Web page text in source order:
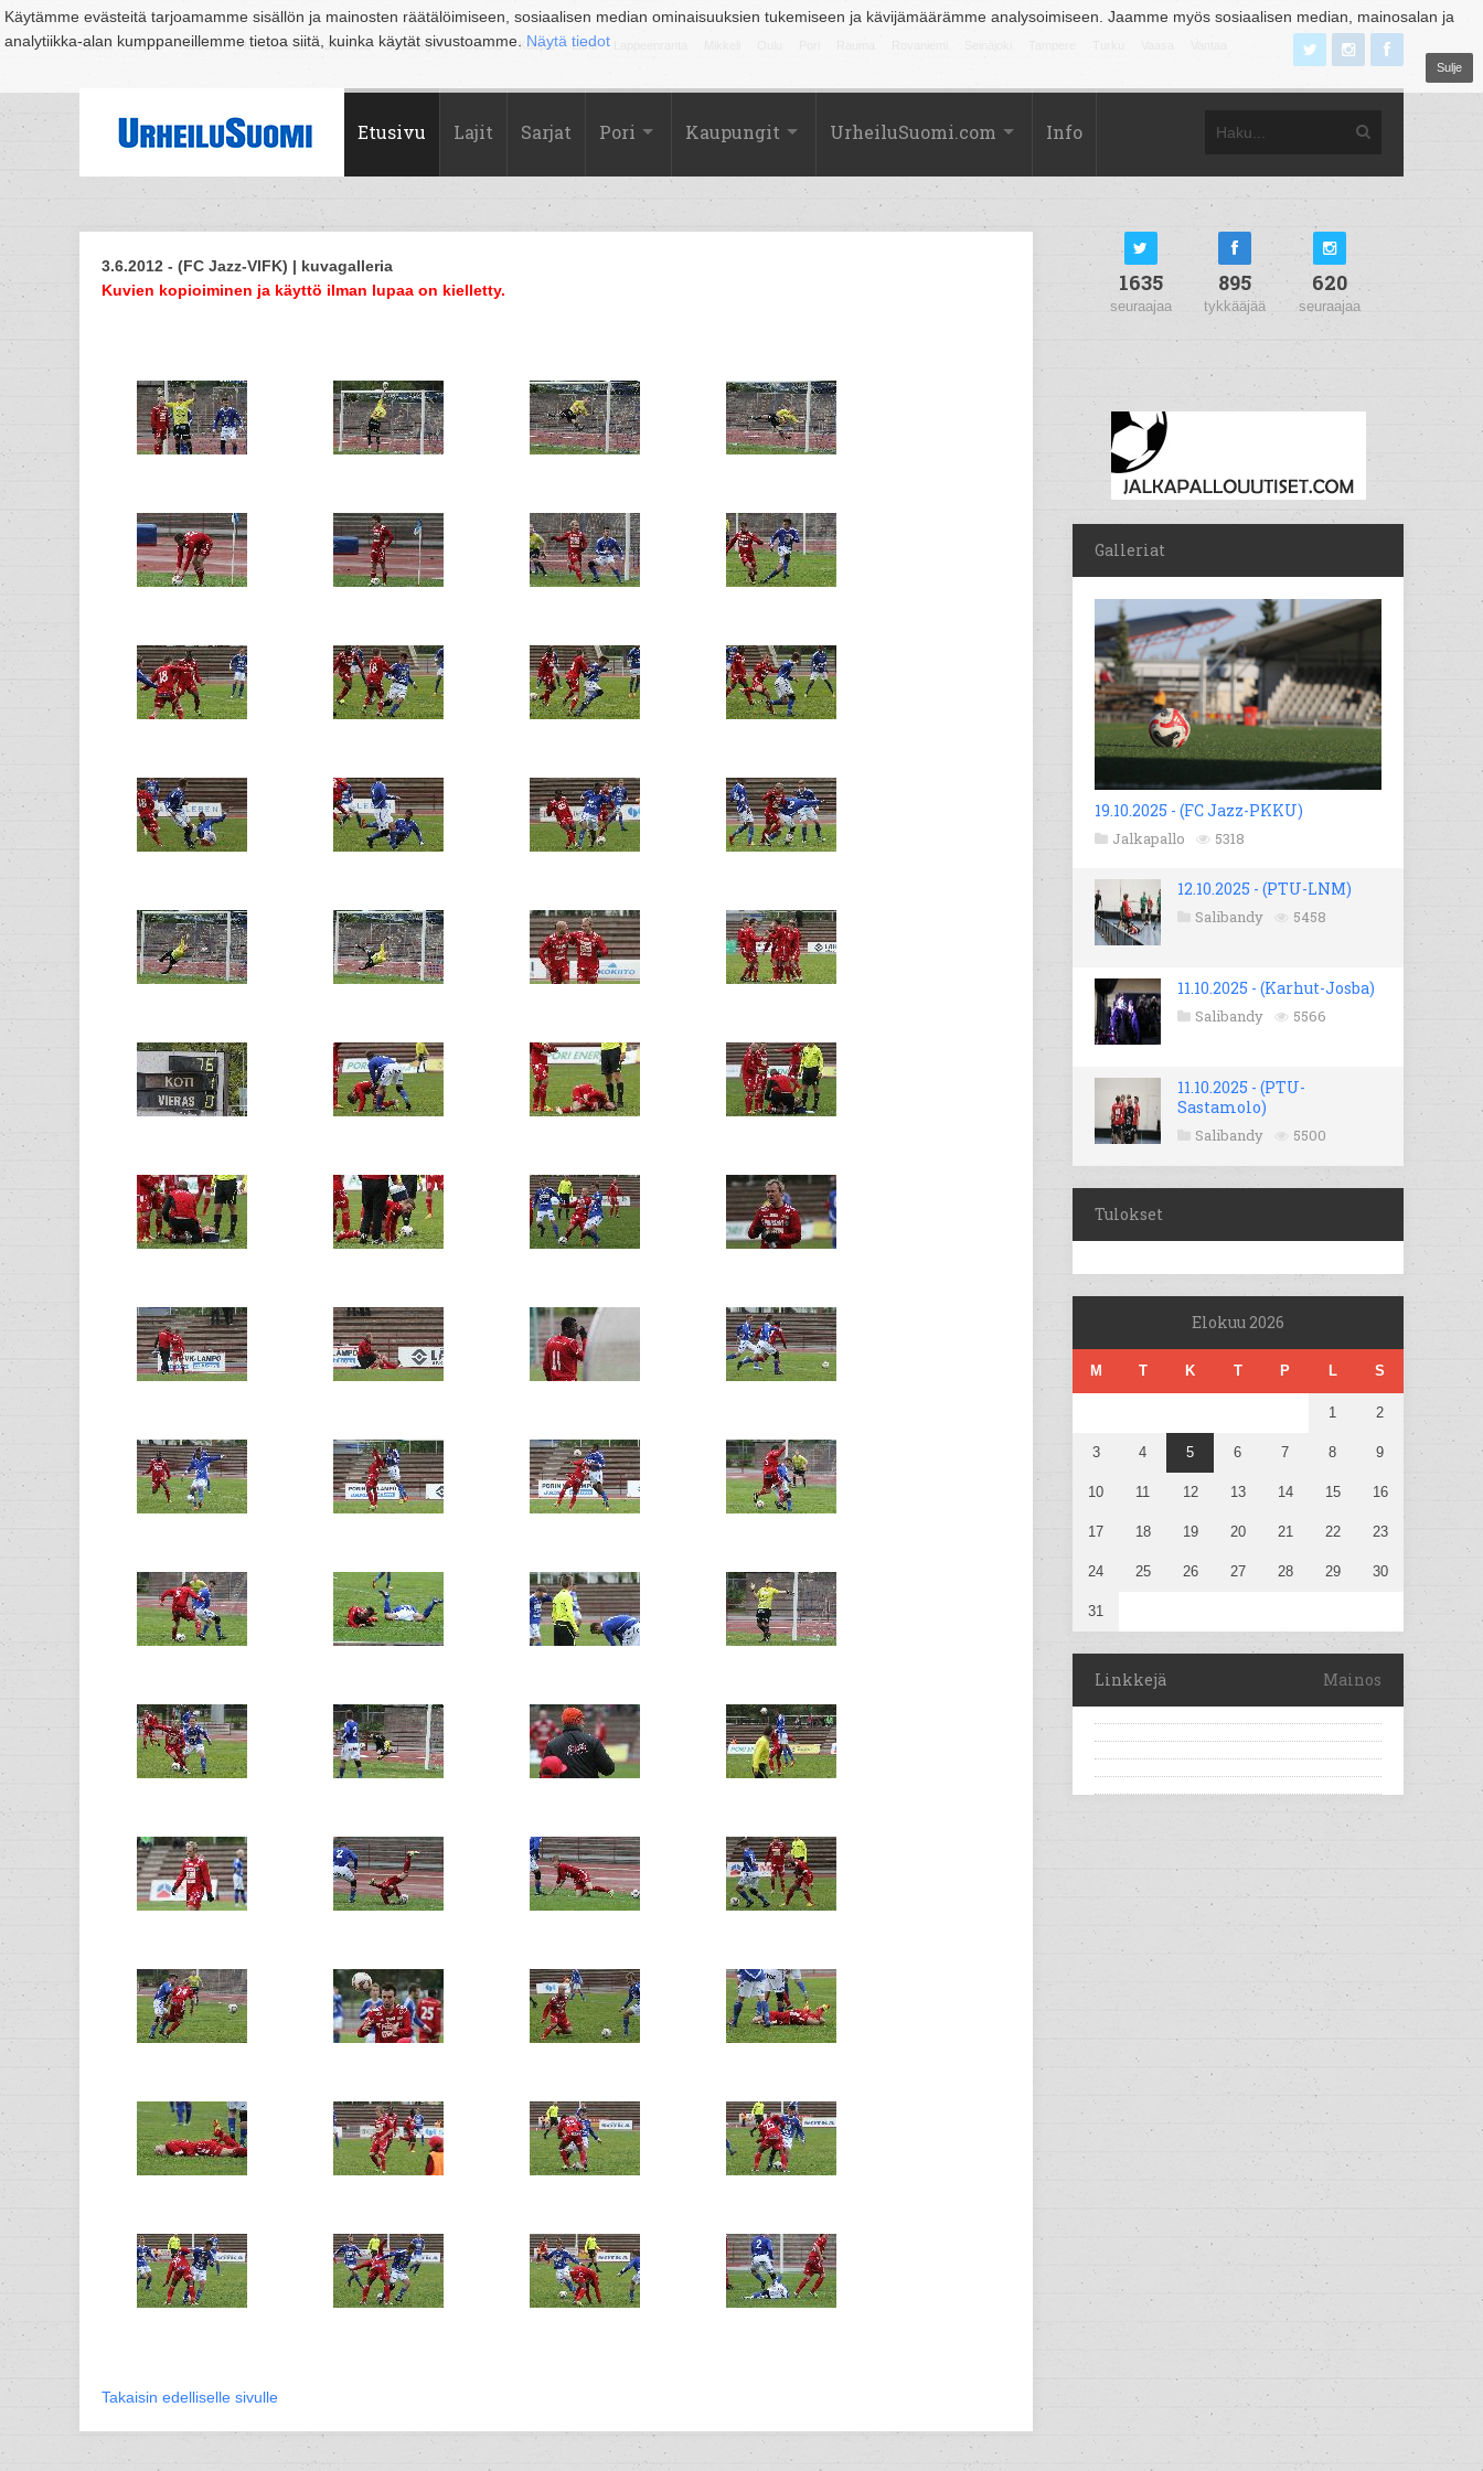
Käytämme evästeitä tarjoamamme sisällön ja mainosten räätälöimiseen, sosiaalisen median ominaisuuksien tukemiseen ja kävijämäärämme analysoimiseen. Jaamme myös sosiaalisen median, mainosalan ja
analytiikka-alan kumppaneillemme tietoa siitä, kuinka käytät sivustoamme. Näytä tiedot
Sulje
Suomi Espoo Helsinki Hämeenlinna Joensuu Jyväskylä Kouvola Kuopio Lahti
Etusivu Lajit Sarjat Pori Kaupungit UrheiluSuomi.com Info
3.6.2012 - (FC Jazz-VIFK) | kuvagalleria
Kuvien kopioiminen ja käyttö ilman lupaa on kielletty.
Takaisin edelliselle sivulle
1635
seuraajaa
895
tykkääjää
620
seuraajaa
Galleriat
19.10.2025 - (FC Jazz-PKKU)
Jalkapallo 5318
12.10.2025 - (PTU-LNM)
Salibandy 5458
11.10.2025 - (Karhut-Josba)
Salibandy 5566
11.10.2025 - (PTU-
Sastamolo)
Salibandy 5500
Tulokset
Elokuu 2026
M T K T P L S
1 2
3 4 5 6 7 8 9
10 11 12 13 14 15 16
17 18 19 20 21 22 23
24 25 26 27 28 29 30
31
Linkkejä Mainos